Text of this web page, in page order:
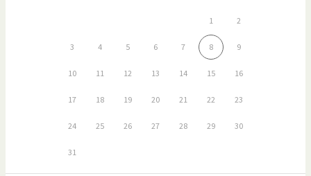
1 2
3 4 5 6 7 8 9
10 11 12 13 14 15 16
17 18 19 20 21 22 23
24 25 26 27 28 29 30
31